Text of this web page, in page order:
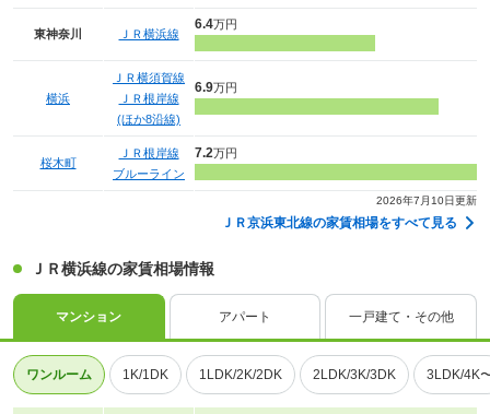
東神奈川 ＪＲ横浜線
6.4万円
横浜
ＪＲ横須賀線
ＪＲ根岸線
(ほか8沿線)
6.9万円
桜木町
ＪＲ根岸線
ブルーライン
7.2万円
2026年7月10日更新
ＪＲ京浜東北線の家賃相場をすべて見る
ＪＲ横浜線の家賃相場情報
マンション アパート 一戸建て・その他
ワンルーム 1K/1DK 1LDK/2K/2DK 2LDK/3K/3DK 3LDK/4K